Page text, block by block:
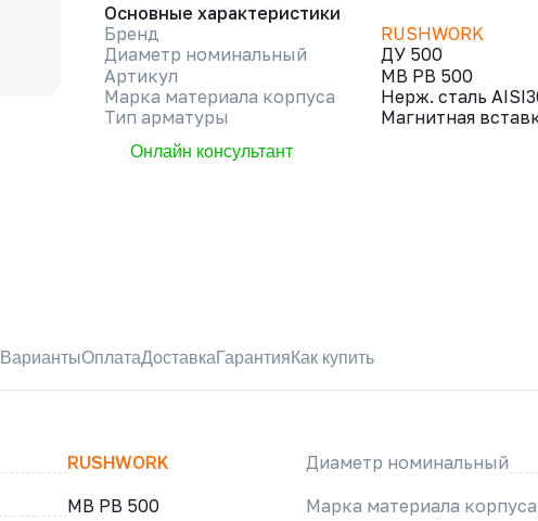
Основные характеристики
Бренд
RUSHWORK
Диаметр номинальный
ДУ 500
Артикул
МВ РВ 500
Марка материала корпуса
Нерж. сталь
Тип арматуры
Магнитная
Онлайн консультант
ВариантыОплатаДоставка Гарантия Как купить
RUSHWORK
Диаметр номинальный
МВ РВ 500
Марка материала корпуса